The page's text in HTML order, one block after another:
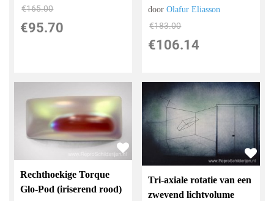
€165.00
€95.70
doorOlafur Eliasson
€183.00
€106.14
Rechthoekige Torque
Glo-Pod (iriserend rood)
Tri-axiale rotatie van een
zwevend lichtvolume